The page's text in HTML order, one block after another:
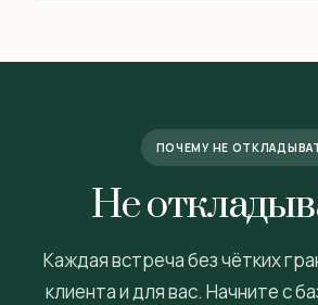
ПОЧЕМУ НЕ
Не
Каждая встреча без чётких
клиента и для вас. Начните с